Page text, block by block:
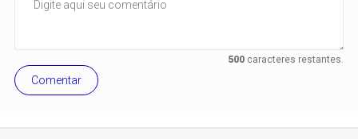
500caracteres restantes.
Comentar